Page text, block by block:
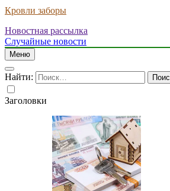
Кровли заборы
Новостная рассылка
Случайные новости
Меню
Найти:
Заголовки